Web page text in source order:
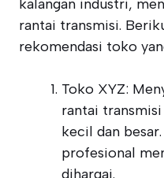
kalangan industri,
rantai transmisi.
rekomendasi toko
Toko XYZ:
rantai
kecil dan
profesional
dihargai.